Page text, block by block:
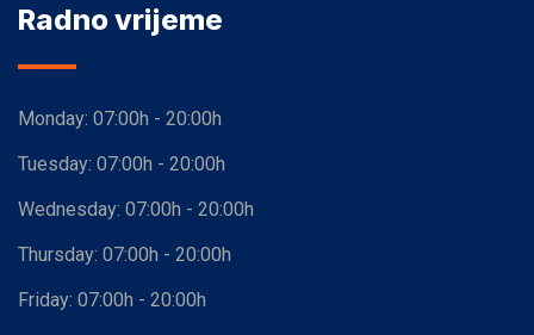
Radno vrijeme
Monday: 07:00h - 20:00h
Tuesday: 07:00h - 20:00h
Wednesday: 07:00h - 20:00h
Thursday: 07:00h - 20:00h
Friday: 07:00h - 20:00h